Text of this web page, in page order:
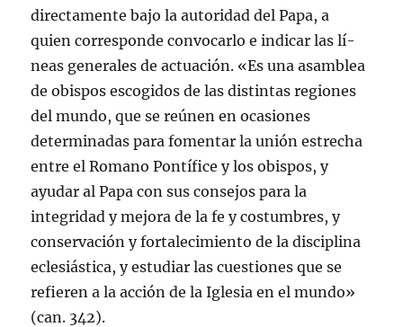
directamente bajo la autoridad del Papa, a
quien corresponde convocarlo e indicar las lí­
neas generales de actuación. «Es una asamblea
de obispos escogidos de las distintas regiones
del mundo, que se reúnen en ocasiones
determinadas para fomentar la unión estrecha
entre el Romano Pontí­fice y los obispos, y
ayudar al Papa con sus consejos para la
integridad y mejora de la fe y costumbres, y
conservación y fortalecimiento de la disciplina
eclesiástica, y estudiar las cuestiones que se
refieren a la acción de la Iglesia en el mundo»
(can. 342).